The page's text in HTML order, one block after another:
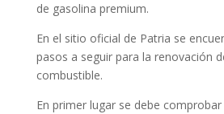
de gasolina premium.
En el sitio oficial de Patria se
pasos a seguir para la renovación
combustible.
En primer lugar se debe